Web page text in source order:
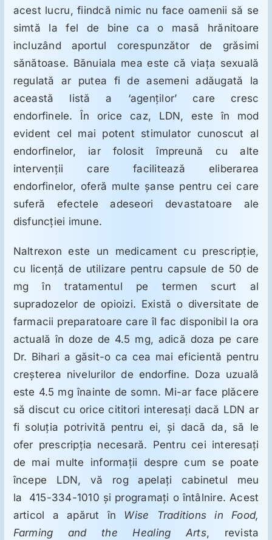
acest lucru, fiindcă nimic nu face oamenii să se
simtă la fel de bine ca o masă hrănitoare
incluzând aportul corespunzător de grăsimi
sănătoase. Bănuiala mea este că viaţa sexuală
regulată ar putea fi de asemeni adăugată la
această listă a ‘agenţilor’ care cresc
endorfinele. În orice caz, LDN, este în mod
evident cel mai potent stimulator cunoscut al
endorfinelor, iar folosit împreună cu alte
intervenţii care facilitează eliberarea
endorfinelor, oferă multe şanse pentru cei care
suferă efectele adeseori devastatoare ale
disfuncţiei imune.
Naltrexon este un medicament cu prescripţie,
cu licenţă de utilizare pentru capsule de 50 de
mg în tratamentul pe termen scurt al
supradozelor de opioizi. Există o diversitate de
farmacii preparatoare care îl fac disponibil la ora
actuală în doze de 4.5 mg, adică doza pe care
Dr. Bihari a găsit-o ca cea mai eficientă pentru
creşterea nivelurilor de endorfine. Doza uzuală
este 4.5 mg înainte de somn. Mi-ar face plăcere
să discut cu orice cititori interesaţi dacă LDN ar
fi soluţia potrivită pentru ei, şi dacă da, să le
ofer prescripţia necesară. Pentru cei interesaţi
de mai multe informaţii despre cum se poate
începe LDN, vă rog apelaţi cabinetul meu
la 415-334-1010 şi programaţi o întâlnire. Acest
articol a apărut în Wise Traditions in Food,
Farming and the Healing Arts, revista